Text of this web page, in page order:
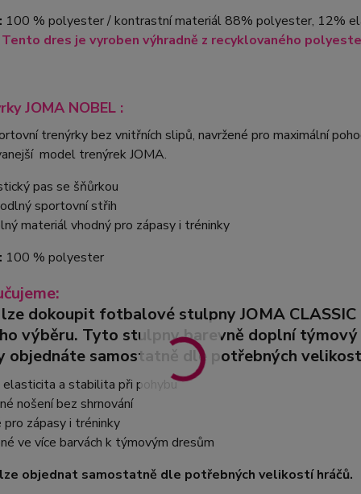
100 % polyester /kontrastní materiál 88% polyester, 12%
je vyroben výhradně z recyklovaného
JOMA NOBEL :
trenýrky bez vnitřních slipů, navržené pro maximální
model trenýrek JOMA.
pas se šňůrkou
sportovní střih
materiál vhodný pro zápasy i tréninky
100 % polyester
lze dokoupit fotbalové stulpnyJOMA CLASSIC
výběru. Tyto stulpny barevně doplní
objednáte samostatně dle potřebných
a stabilita při pohybu
nošení bez shrnování
zápasy i tréninky
ve více barvách k týmovým dresům
objednat samostatně dle potřebných velikostí hráčů.